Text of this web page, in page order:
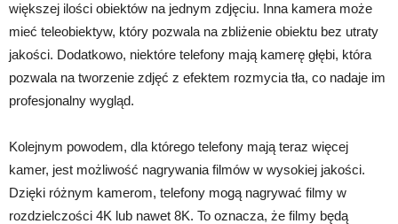
większej ilości obiektów na jednym zdjęciu. Inna kamera może
mieć teleobiektyw, który pozwala na zbliżenie obiektu bez utraty
jakości. Dodatkowo, niektóre telefony mają kamerę głębi, która
pozwala na tworzenie zdjęć z efektem rozmycia tła, co nadaje im
profesjonalny wygląd.
Kolejnym powodem, dla którego telefony mają teraz więcej
kamer, jest możliwość nagrywania filmów w wysokiej jakości.
Dzięki różnym kamerom, telefony mogą nagrywać filmy w
rozdzielczości 4K lub nawet 8K. To oznacza, że filmy będą